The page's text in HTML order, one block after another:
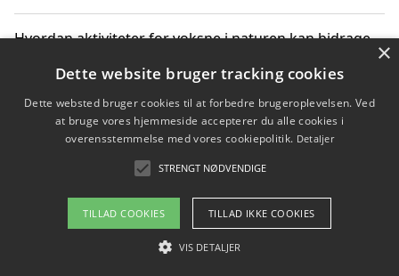
Hvordan aktiviteter for voksne i naturen kan bidrage
Sådan planlægger du dine vigtige datoer for CO2-
reduktion
Copyright 2026 - Pilanto Aps
Om / kontakt
×
Dette website bruger tracking cookies
Dette websted bruger cookies til at forbedre brugeroplevelsen. Ved
at bruge vores hjemmeside accepterer du alle cookies i
overensstemmelse med vores cookiepolitik. Detaljer
STRENGT NØDVENDIGE
TILLAD COOKIES TILLAD IKKE COOKIES
VIS DETALJER